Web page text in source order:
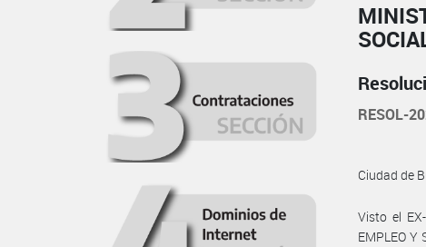
RESOL-
Ciudad de
Visto el
EMPLEO Y